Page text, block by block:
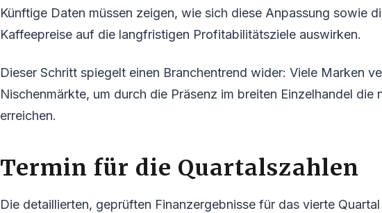
Künftige Daten müssen zeigen, wie sich diese Anpassung sowie
Kaffeepreise auf die langfristigen Profitabilitätsziele auswirken.
Dieser Schritt spiegelt einen Branchentrend wider: Viele Marken
Nischenmärkte, um durch die Präsenz im breiten Einzelhandel die
erreichen.
Termin für die Quartalszahlen
Die detaillierten, geprüften Finanzergebnisse für das vierte